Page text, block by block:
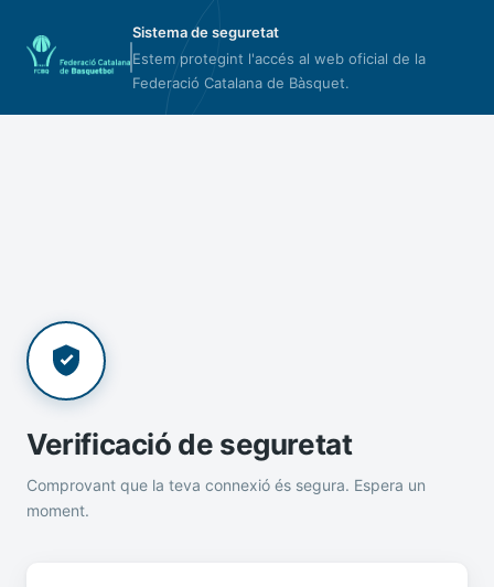
Sistema de seguretat
Estem protegint l'accés al web oficial de la
Federació Catalana de Bàsquet.
Verificació de seguretat
Comprovant que la teva connexió és segura. Espera un
moment.